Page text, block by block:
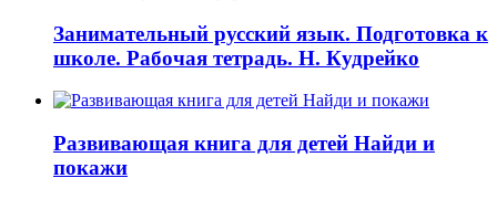
Занимательный русский язык. Подготовка к
школе. Рабочая тетрадь. Н. Кудрейко
Развивающая книга для детей Найди и
покажи